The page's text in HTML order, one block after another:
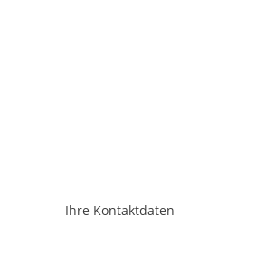
ObjektPlatzhalter
URL
Ihre Kontaktdaten